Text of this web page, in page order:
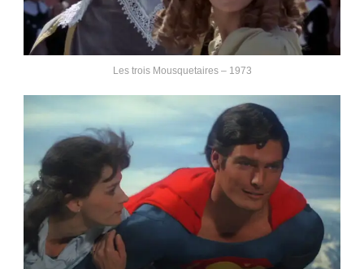
Les trois Mousquetaires – 1973